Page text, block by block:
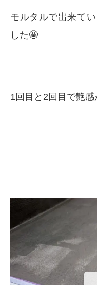
モルタルで出来て
した🤩
1回目と2回目で艶感